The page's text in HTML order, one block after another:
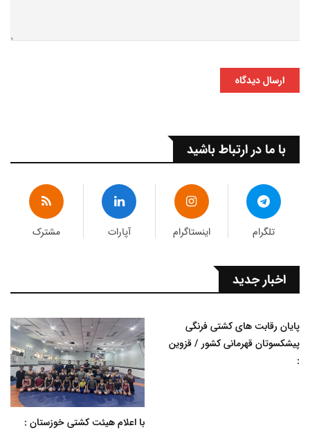
ارسال دیدگاه
با ما در ارتباط باشید
تلگرام اینستاگرام آپارات مشترک
اخبار جدید
پایان رقابت های کشتی فرنگی
پیشکسوتان قهرمانی کشور / قزوین
:
با اعلام هیئت کشتی خوزستان :